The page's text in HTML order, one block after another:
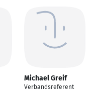
Michael Greif
Verbandsreferent